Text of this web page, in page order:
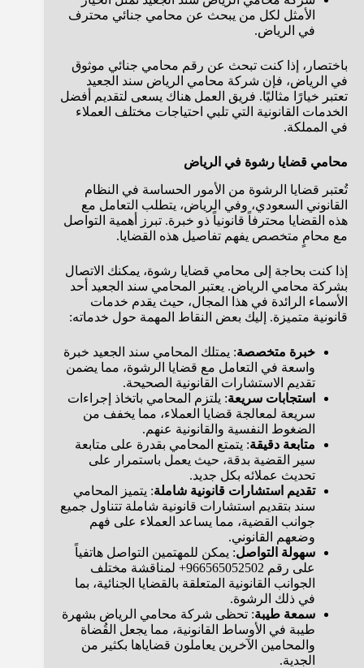
الأمثل لكل من يبحث عن محامي جنائي محترف
في الرياض.
باختصار، إذا كنت تبحث عن رقم محامي جنائي موثوق
في الرياض، فإن شركة محامي الرياض سند الجعيد
تعتبر خيارًا مثاليًا. فريق العمل هناك يسعى لتقديم أفضل
الخدمات القانونية التي تلبي احتياجات مختلف العملاء
في المملكة.
محامي قضايا رشوة في الرياض
تُعتبر قضايا الرشوة من الأمور الحساسة في النظام
القانوني السعودي، وفي الرياض، يتطلب التعامل مع
هذه القضايا محترفاً قانونياً ذو خبرة. تبرز أهمية التواصل
مع محامٍ متخصص يفهم تفاصيل هذه القضايا.
إذا كنت بحاجة إلى محامي قضايا رشوة، يمكنك الاتصال
بشركة محامي الرياض. يعتبر المحامي سند الجعيد أحد
الأسماء الرائدة في هذا المجال، حيث يقدم خدمات
قانونية متميزة. إليك بعض النقاط المهمة حول خدماته:
خبرة متخصصة: يمتلك المحامي سند الجعيد خبرة
واسعة في التعامل مع قضايا الرشوة، مما يضمن
تقديم الاستشارات القانونية الصحيحة.
استجابات سريعة: يلتزم المحامي باتخاذ إجراءات
سريعة لمعالجة قضايا العملاء، مما يخفف من
الضغوط النفسية والقانونية عنهم.
متابعة دقيقة: يتمتع المحامي بقدرة على متابعة
سير القضية بدقة، حيث يعمل باستمرار على
تحديث عملائه بكل جديد.
تقديم استشارات قانونية شاملة: يتميز المحامي
سند بتقديم استشارات قانونية شاملة تتناول جميع
جوانب القضية، مما يساعد العملاء على فهم
وضعهم القانوني.
سهولة التواصل: يمكن للمهتمين التواصل هاتفياً
على رقم 966565052502+ لمناقشة مختلف
الجوانب القانونية المتعلقة بالقضايا الجنائية، بما
في ذلك الرشوة.
سمعة طيبة: تحظى شركة محامي الرياض بشهرة
طيبة في الأوساط القانونية، مما يجعل القُضاة
والمحامين الآخرين يعاملون قضاياها بكثير من
الجدية.